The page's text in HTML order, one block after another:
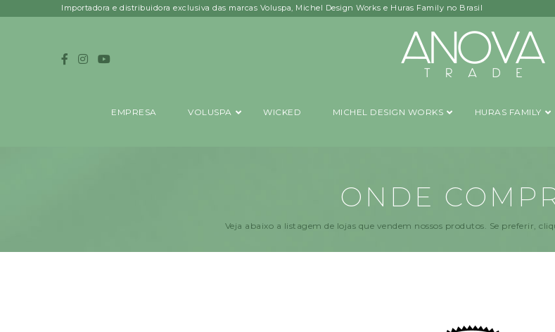
Importadora e distribuidora exclusiva das marcas Voluspa, Michel Design Works e Huras Family no Brasil
EMPRESA VOLUSPA WICKED MICHEL DESIGN WORKS HURAS FAMILY
ONDE
Veja abaixo a listagem de lojas que vendem nossos produtos. Se preferir,